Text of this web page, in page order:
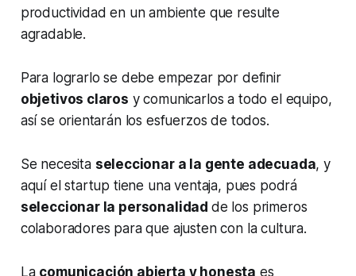
productividad en un ambiente que resulte
agradable.
Para lograrlo se debe empezar por definir
objetivos claros y comunicarlos a todo el equipo,
así se orientarán los esfuerzos de todos.
Se necesita seleccionar a la gente adecuada, y
aquí el startup tiene una ventaja, pues podrá
seleccionar la personalidad de los primeros
colaboradores para que ajusten con la cultura.
La comunicación abierta y honesta es